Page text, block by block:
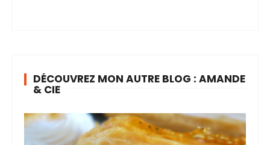
DÉCOUVREZ MON AUTRE BLOG : AMANDE
& CIE